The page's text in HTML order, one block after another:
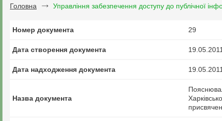
Головна Управління забезпечення доступу до публічної
Номер документа 29
Дата створення документа
Дата надходження документа
Назва документа